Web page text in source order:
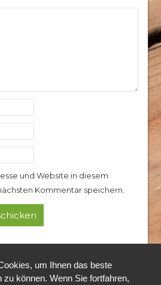
und Website in diesem
Kommentar speichern.
vorbehalten.
um Ihnen das beste
zu können. Wenn Sie fortfahren,